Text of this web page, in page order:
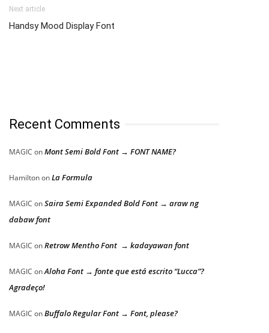
Next article
Handsy Mood Display Font
Recent Comments
MAGIC onMont Semi Bold Font → FONT NAME?
HamiltononLa Formula
MAGIC onSaira Semi Expanded Bold Font → araw ng
dabaw font
MAGIC onRetrow Mentho Font → kadayawan font
MAGIC onAloha Font → fonte que está escrito “Lucca”?
Agradeço!
MAGIC onBuffalo Regular Font → Font, please?